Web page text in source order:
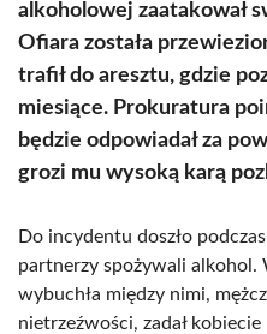
alkoholowej zaatakował
Ofiara została
trafił do aresztu, gdzie
miesiące. Prokuratura
będzie odpowiadał za
grozi mu wysoką karą
Do incydentu doszło
partnerzy spożywali alkohol.
wybuchła między nimi,
nietrzeźwości, zadał